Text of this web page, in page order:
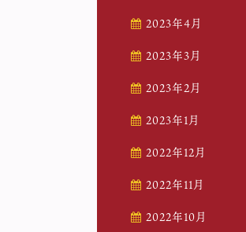
2023年4月
2023年3月
2023年2月
2023年1月
2022年12月
2022年11月
2022年10月